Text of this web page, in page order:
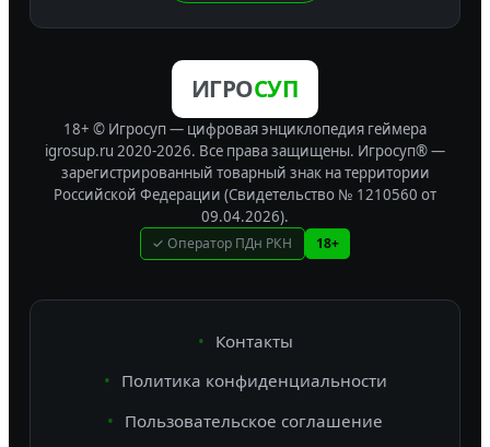
ИГРОСУП
18+ © Игросуп — цифровая энциклопедия геймера
igrosup.ru 2020-2026. Все права защищены. Игросуп® —
зарегистрированный товарный знак на территории
Российской Федерации (Свидетельство № 1210560 от
09.04.2026).
✓ Оператор ПДн РКН 18+
Контакты
Политика конфиденциальности
Пользовательское соглашение